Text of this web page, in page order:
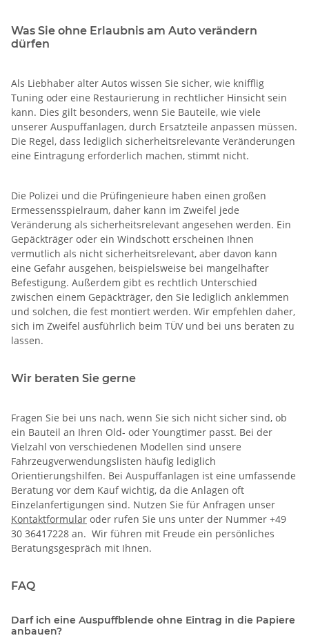
Was Sie ohne Erlaubnis am Auto verändern
dürfen
Als Liebhaber alter Autos wissen Sie sicher, wie knifflig
Tuning oder eine Restaurierung in rechtlicher Hinsicht sein
kann. Dies gilt besonders, wenn Sie Bauteile, wie viele
unserer Auspuffanlagen, durch Ersatzteile anpassen müssen.
Die Regel, dass lediglich sicherheitsrelevante Veränderungen
eine Eintragung erforderlich machen, stimmt nicht.
Die Polizei und die Prüfingenieure haben einen großen
Ermessensspielraum, daher kann im Zweifel jede
Veränderung als sicherheitsrelevant angesehen werden. Ein
Gepäckträger oder ein Windschott erscheinen Ihnen
vermutlich als nicht sicherheitsrelevant, aber davon kann
eine Gefahr ausgehen, beispielsweise bei mangelhafter
Befestigung. Außerdem gibt es rechtlich Unterschied
zwischen einem Gepäckträger, den Sie lediglich anklemmen
und solchen, die fest montiert werden. Wir empfehlen daher,
sich im Zweifel ausführlich beim TÜV und bei uns beraten zu
lassen.
Wir beraten Sie gerne
Fragen Sie bei uns nach, wenn Sie sich nicht sicher sind, ob
ein Bauteil an Ihren Old- oder Youngtimer passt. Bei der
Vielzahl von verschiedenen Modellen sind unsere
Fahrzeugverwendungslisten häufig lediglich
Orientierungshilfen. Bei Auspuffanlagen ist eine umfassende
Beratung vor dem Kauf wichtig, da die Anlagen oft
Einzelanfertigungen sind. Nutzen Sie für Anfragen unser
Kontaktformular oder rufen Sie uns unter der Nummer +49
30 36417228 an. Wir führen mit Freude ein persönliches
Beratungsgespräch mit Ihnen.
FAQ
Darf ich eine Auspuffblende ohne Eintrag in die Papiere
anbauen?